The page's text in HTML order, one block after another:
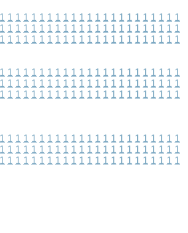
1 1 1 1 1 1 1 1 1 1 1 1 1 1 1 1 1 1 1 1 1 1 1
1 1 1 1 1 1 1 1 1 1 1 1 1 1 1 1 1 1 1 1 1 1 1
1 1 1 1 1 1 1 1 1 1 1 1 1 1 1 1 1 1 1 1 1 1 1
1 1 1 1 1 1 1 1 1 1 1 1 1 1 1 1 1 1 1 1 1 1 1
1 1 1 1 1 1 1 1 1 1 1 1 1 1 1 1 1 1 1 1 1 1 1
1 1 1 1 1 1 1 1 1 1 1 1 1 1 1 1 1 1 1 1 1 1 1
1 1 1 1 1 1 1 1 1 1 1 1 1 1 1 1 1 1 1 1 1 1 1
1 1 1 1 1 1 1 1 1 1 1 1 1 1 1 1 1 1 1 1 1 1 1
1 1 1 1 1 1 1 1 1 1 1 1 1 1 1 1 1 1 1 1 1 1 1